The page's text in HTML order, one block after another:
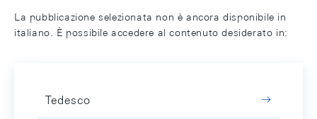
La pubblicazione selezionata non è ancora disponibile in
italiano. È possibile accedere al contenuto desiderato in:
Tedesco